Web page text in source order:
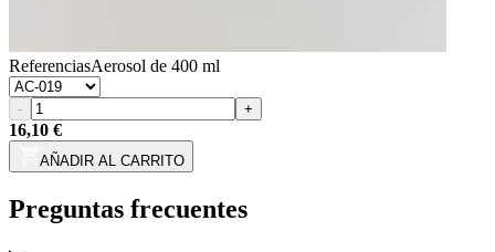
ReferenciasAerosol de 400 ml
- +
16,10 €
AÑADIR AL CARRITO
Preguntas frecuentes